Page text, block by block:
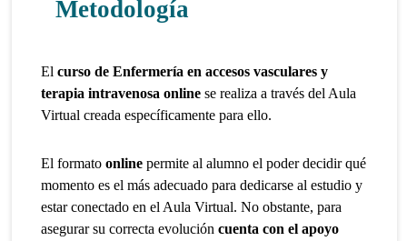
Metodología
Elcurso de Enfermería en accesos vasculares y
terapia intravenosa online se realiza a través del Aula
Virtual creada específicamente para ello.
El formato online permite al alumno el poder decidir qué
momento es el más adecuado para dedicarse al estudio y
estar conectado en el Aula Virtual. No obstante, para
asegurar su correcta evolución cuenta con el apoyo